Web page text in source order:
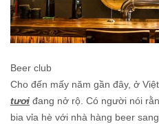
Beer club
Cho đến mấy năm gần đây, ở
tươi đang nở rộ. Có người nói
bia vỉa hè với nhà hàng beer